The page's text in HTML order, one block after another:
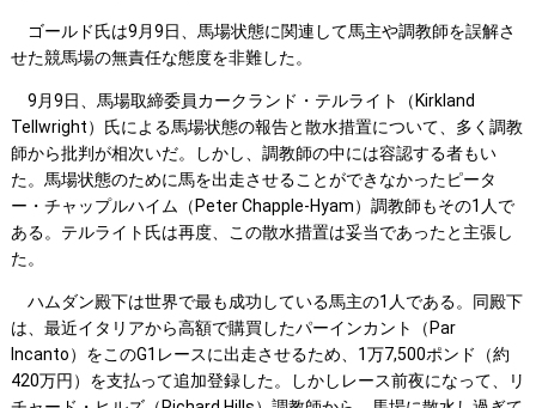
ゴールド氏は9月9日、馬場状態に関連して馬主や調教師を誤解さ
せた競馬場の無責任な態度を非難した。
9月9日、馬場取締委員カークランド・テルライト（Kirkland
Tellwright）氏による馬場状態の報告と散水措置について、多く調教
師から批判が相次いだ。しかし、調教師の中には容認する者もい
た。馬場状態のために馬を出走させることができなかったピータ
ー・チャップルハイム（Peter Chapple-Hyam）調教師もその1人で
ある。テルライト氏は再度、この散水措置は妥当であったと主張し
た。
ハムダン殿下は世界で最も成功している馬主の1人である。同殿下
は、最近イタリアから高額で購買したパーインカント（Par
Incanto）をこのG1レースに出走させるため、1万7,500ポンド（約
420万円）を支払って追加登録した。しかしレース前夜になって、リ